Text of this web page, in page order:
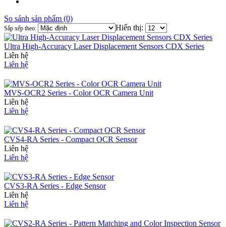
So sánh sản phẩm (0)
Sắp xếp theo: Hiển thị:
Ultra High-Accuracy Laser Displacement Sensors CDX Series
Liên hệ
Liên hệ
MVS-OCR2 Series - Color OCR Camera Unit
Liên hệ
Liên hệ
CVS4-RA Series - Compact OCR Sensor
Liên hệ
Liên hệ
CVS3-RA Series - Edge Sensor
Liên hệ
Liên hệ